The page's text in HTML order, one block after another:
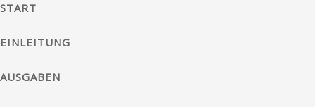
START
EINLEITUNG
AUSGABEN